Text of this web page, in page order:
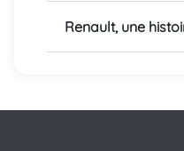
Renault, une